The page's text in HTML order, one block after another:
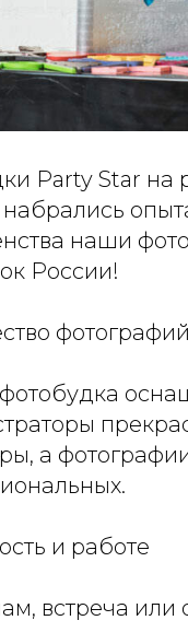
Party Star на
наши
России!
фотографий
а
и работе
встреча